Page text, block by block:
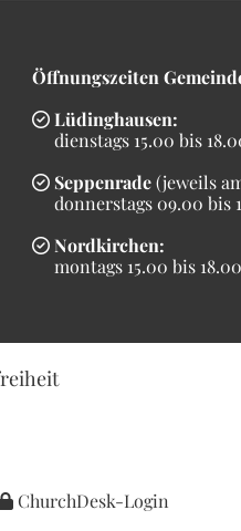
Öffnungszeiten
 Lüdinghausen:
dienstags 15.00 bis
 Seppenrade(jeweils
donnerstags 09.00 bis
 Nordkirchen:
montags 15.00 bis
ChurchDesk-Login